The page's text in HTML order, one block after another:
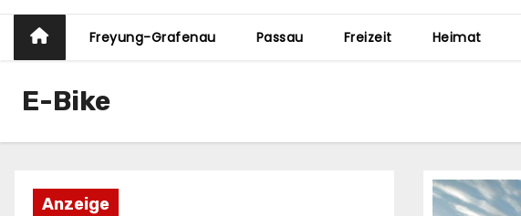
Freyung-Grafenau Passau Freizeit Heimat
E-Bike
Anzeige